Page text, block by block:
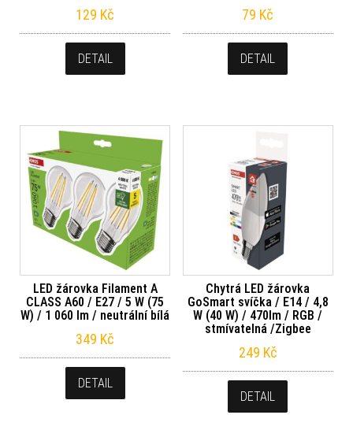
129 Kč
DETAIL
79 Kč
DETAIL
LED žárovka Filament A
CLASS A60 / E27 / 5 W (75
W) / 1 060 lm / neutrální bílá
349 Kč
DETAIL
Chytrá LED žárovka
GoSmart svíčka / E14 / 4,8
W (40 W) / 470lm / RGB /
stmívatelná /Zigbee
249 Kč
DETAIL